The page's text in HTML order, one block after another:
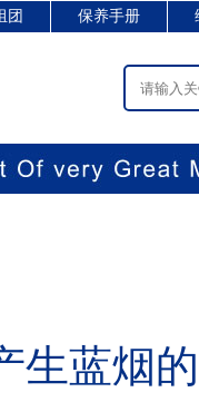
团 保养手册
生蓝烟